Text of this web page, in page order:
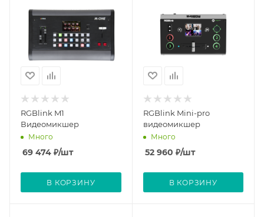
RGBlink M1
Видеомикшер
Много
69 474 ₽/шт
В КОРЗИНУ
RGBlink Mini-pro
видеомикшер
Много
52 960 ₽/шт
В КОРЗИНУ